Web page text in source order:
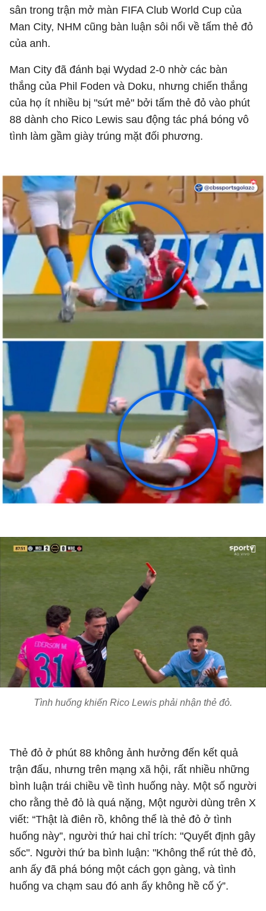
sân trong trận mở màn FIFA Club World Cup của
Man City, NHM cũng bàn luận sôi nổi về tấm thẻ đỏ
của anh.
Man City đã đánh bại Wydad 2-0 nhờ các bàn
thắng của Phil Foden và Doku, nhưng chiến thắng
của họ ít nhiều bị "sứt mẻ" bởi tấm thẻ đỏ vào phút
88 dành cho Rico Lewis sau động tác phá bóng vô
tình làm gầm giày trúng mặt đối phương.
Tình huống khiến Rico Lewis phải nhận thẻ đỏ.
Thẻ đỏ ở phút 88 không ảnh hưởng đến kết quả
trận đấu, nhưng trên mạng xã hội, rất nhiều những
bình luận trái chiều về tình huống này. Một số người
cho rằng thẻ đỏ là quá nặng, Một người dùng trên X
viết: “Thật là điên rồ, không thể là thẻ đỏ ở tình
huống này”, người thứ hai chỉ trích: "Quyết định gây
sốc". Người thứ ba bình luận: "Không thể rút thẻ đỏ,
anh ấy đã phá bóng một cách gọn gàng, và tình
huống va chạm sau đó anh ấy không hề cố ý”.